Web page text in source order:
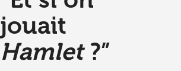
jouait
Hamlet?”